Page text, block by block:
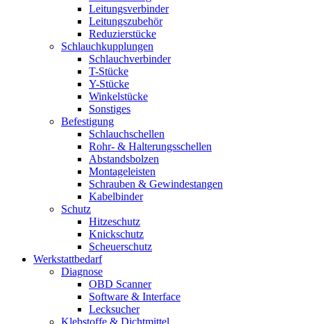
Leitungsverbinder
Leitungszubehör
Reduzierstücke
Schlauchkupplungen
Schlauchverbinder
T-Stücke
Y-Stücke
Winkelstücke
Sonstiges
Befestigung
Schlauchschellen
Rohr- & Halterungsschellen
Abstandsbolzen
Montageleisten
Schrauben & Gewindestangen
Kabelbinder
Schutz
Hitzeschutz
Knickschutz
Scheuerschutz
Werkstattbedarf
Diagnose
OBD Scanner
Software & Interface
Lecksucher
Klebstoffe & Dichtmittel